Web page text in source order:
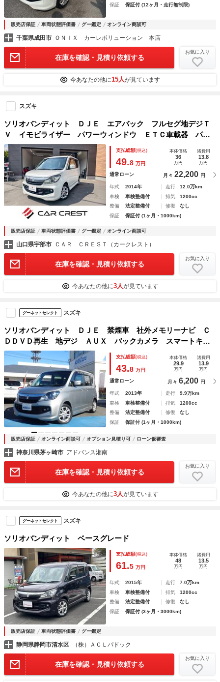
保証
保証付 (12ヶ月・走行無制限)
販売店保証 車両状態評価書 グー鑑定 オンライン商談可
千葉県成田市 ＯＮＩＸ カーレボリューション 本店
在庫を確認・見積り依頼する
お気に入り
今あなたの他に15人が見ています
スズキ
ソリオバンディット ＤＪＥ エアバック フルセグ地デジＴ
Ｖ イモビライザー パワーウィンドウ ＥＴＣ車載器 パワ
ーステアリング キーレススタート ｉストップ 衝突安全ボ
ディ 電動格納ドアミラー サイドエアバッグ ＡＢＳ ドラ
レコ
支払総額(税込)
49.8 万円
本体価格
36
万円
諸費用
13.8
万円
通常ローン 月々 22,200 円
年式 2014年 走行
12.0万km
車検
車検整備付 排気
1200cc
整備
法定整備付 修復
なし
保証
保証付 (1ヶ月・1000km)
販売店保証 車両状態評価書 グー鑑定 オンライン商談可
山口県宇部市 ＣＡＲ ＣＲＥＳＴ（カークレスト）
在庫を確認・見積り依頼する
お気に入り
今あなたの他に3人が見ています
グーネットセレクト スズキ
ソリオバンディット ＤＪＥ 禁煙車 社外メモリーナビ Ｃ
ＤＤＶＤ再生 地デジ ＡＵＸ バックカメラ スマートキ
ー ＥＴＣ 電動スライドドア ＨＩＤヘッドライト アイド
リングストップ オートライト 純正１５ＡＷ 純正フォグラ
ンプ
支払総額(税込)
43.8 万円
本体価格
29.9
万円
諸費用
13.9
万円
通常ローン 月々 6,200 円
年式 2013年 走行
9.9万km
車検
車検整備付 排気
1200cc
整備
法定整備付 修復
なし
保証
保証付 (1ヶ月・1000km)
販売店保証 オンライン商談可 オプション見積り可 ローン仮審査
神奈川県茅ヶ崎市 アドバンス湘南
在庫を確認・見積り依頼する
お気に入り
今あなたの他に3人が見ています
グーネットセレクト スズキ
ソリオバンディット ベースグレード
支払総額(税込)
61.5 万円
本体価格
48
万円
諸費用
13.5
万円
年式 2015年 走行
7.0万km
車検
車検整備付 排気
1200cc
整備
法定整備付 修復
なし
保証
保証付 (3ヶ月・3000km)
販売店保証 車両状態評価書 グー鑑定
静岡県静岡市清水区 （株）ＡＣＬパドック
在庫を確認・見積り依頼する
お気に入り